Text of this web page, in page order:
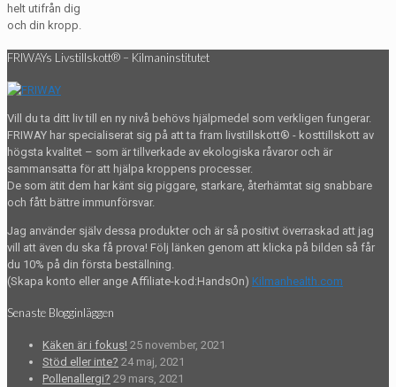
helt utifrån dig
och din kropp.
FRIWAYs Livstillskott® – Kilmaninstitutet
Vill du ta ditt liv till en ny nivå behövs hjälpmedel som verkligen fungerar.
FRIWAY har specialiserat sig på att ta fram livstillskott® - kosttillskott av
högsta kvalitet – som är tillverkade av ekologiska råvaror och är
sammansatta för att hjälpa kroppens processer.
De som ätit dem har känt sig piggare, starkare, återhämtat sig snabbare
och fått bättre immunförsvar.
Jag använder själv dessa produkter och är så positivt överraskad att jag
vill att även du ska få prova! Följ länken genom att klicka på bilden så får
du 10% på din första beställning.
(Skapa konto eller ange Affiliate-kod:HandsOn) Kilmanhealth.com
Senaste Blogginläggen
Käken är i fokus! 25 november, 2021
Stöd eller inte? 24 maj, 2021
Pollenallergi? 29 mars, 2021